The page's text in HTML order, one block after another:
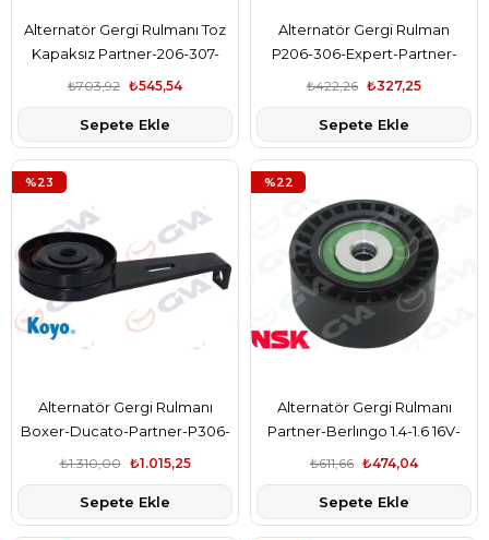
Alternatör Gergi Rulmanı Toz
Kapaksız Partner-206-307-
407-Berlıngo-C2-C3-C4-Fıesta
₺545,54
₺703,92
Sepete Ekle
Alternatör Gergi Rulman
P206-306-Expert-Partner-
Berlıngo-Jumpy-Xsara-Scudo
₺327,25
₺422,26
Sepete Ekle
Alternatör Gergi Rulmanı
Boxer-Ducato-Partner-P306-
405-406-Expert-Berlıngo-
₺1.015,25
₺1.310,00
Sepete Ekle
%23
Alternatör Gergi Rulmanı
Partner-Berlıngo 1.4-1.6 16V-
P206 1.4 16V-P307-C4 1.6 16V-
₺474,04
₺611,66
Sepete Ekle
%22